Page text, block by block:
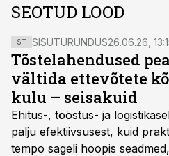
SEOTUD LOOD
ST SISUTURUNDUS26.06.26,
Tõstelahendused
vältida ettevõtete
kulu – seisakuid
Ehitus-, tööstus- ja
palju efektiivsusest, kuid
tempo sageli hoopis